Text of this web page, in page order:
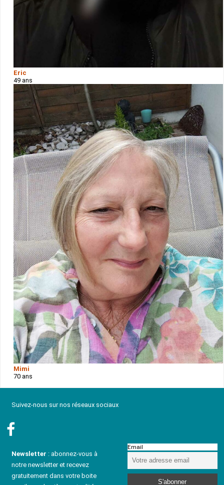
Eric
49 ans
Mimi
70 ans
Suivez-nous sur nos réseaux sociaux
Newsletter : abonnez-vous à
notre newsletter et recevez
gratuitement dans votre boite
Email